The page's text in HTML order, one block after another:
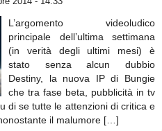
L’argomento videoludico
principale dell’ultima settimana
(in verità degli ultimi mesi) è
stato senza alcun dubbio
Destiny, la nuova IP di Bungie
che tra fase beta, pubblicità in tv
di se tutte le attenzioni di critica e
il malumore […]